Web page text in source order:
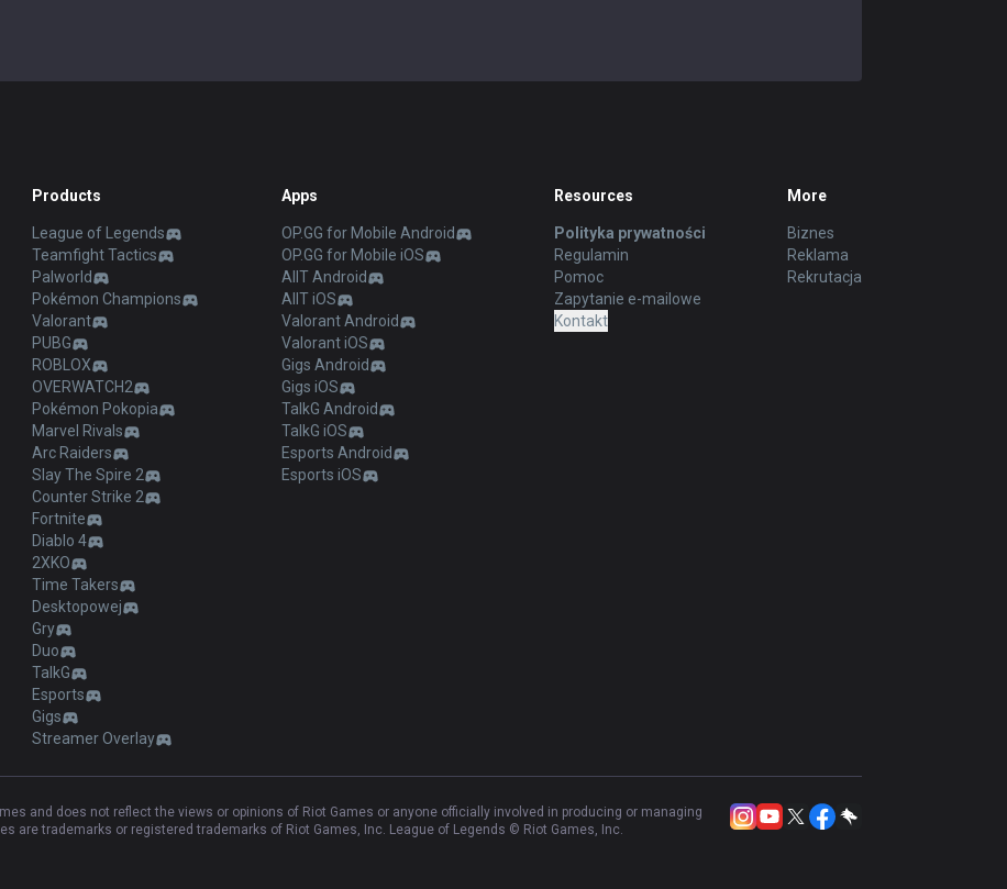
Products
League of Legends
Teamfight Tactics
Palworld
Pokémon Champions
Valorant
PUBG
ROBLOX
OVERWATCH2
Pokémon Pokopia
Marvel Rivals
Arc Raiders
Slay The Spire 2
Counter Strike 2
Fortnite
Diablo 4
2XKO
Time Takers
Desktopowej
Gry
Duo
TalkG
Esports
Gigs
Streamer Overlay
Apps
OP.GG for Mobile Android
OP.GG for Mobile iOS
AllT Android
AllT iOS
Valorant Android
Valorant iOS
Gigs Android
Gigs iOS
TalkG Android
TalkG iOS
Esports Android
Esports iOS
Resources
Polityka prywatności
Regulamin
Pomoc
Zapytanie e-mailowe
Kontakt
More
Biznes
Reklama
Rekrutacja
and does not reflect the views or opinions of Riot Games or anyone officially involved in producing or managing
are trademarks or registered trademarks of Riot Games, Inc. League of Legends © Riot Games, Inc.